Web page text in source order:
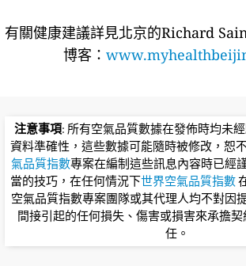
有關健康建議詳​​見北京的Richard
博客：
注意事項: 所有空氣品質數據在發佈時均未
資料準確性，這些數據可能隨時被修改，恕
氣品質指數專案在編制這些訊息內容時已經
當的技巧，在任何情況下世界空氣品質指數
空氣品質指數專案團隊或其代理人均不對因
間接引起的任何損失、傷害或損害來承擔
任。